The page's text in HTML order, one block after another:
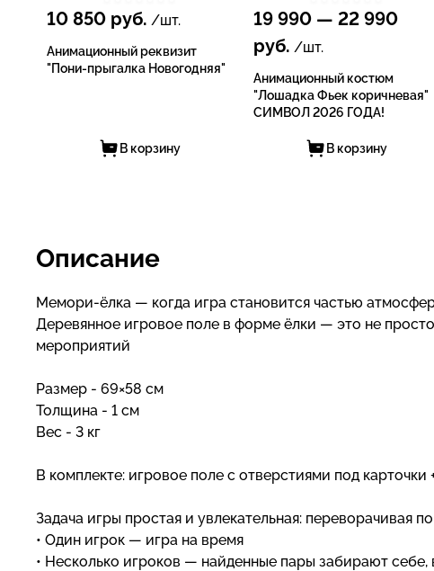
10 850 руб. /шт.
Анимационный реквизит
"Пони-прыгалка Новогодняя"
В корзину
19 990— 22 990
руб. /шт.
Анимационный костюм
"Лошадка Фьек коричневая"
СИМВОЛ 2026 ГОДА!
В корзину
Описание
Мемори-ёлка — когда игра становится частью
Деревянное игровое поле в форме ёлки — это не
мероприятий
Размер - 69×58 см
Толщина - 1 см
Вес - 3 кг
В комплекте: игровое поле с отверстиями под карточки
Задача игры простая и увлекательная: переворачивая
• Один игрок — игра на время
• Несколько игроков — найденные пары забирают себе,